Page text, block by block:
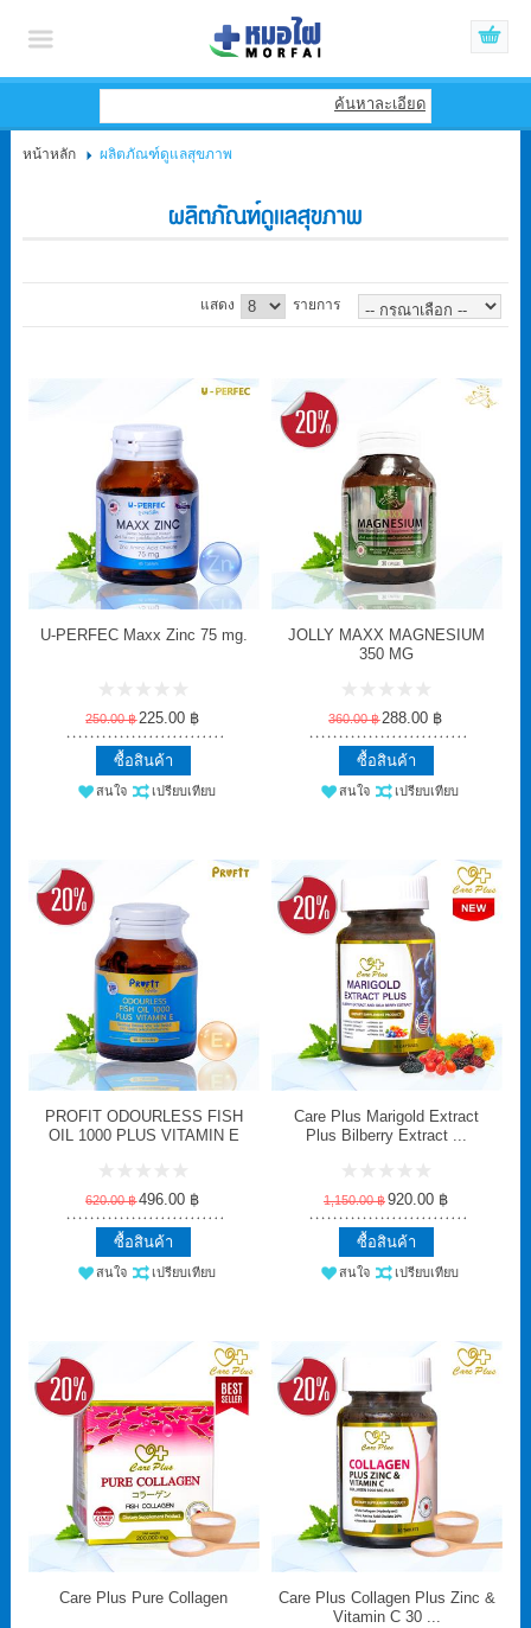
ขั้นตอนการสั่งซื้อ
แจ้งชำระเงิน
LUV MIRACLE
CARE PLUS
ค้นหาละเอียด
หน้าหลัก ผลิตภัณฑ์ดูแลสุขภาพ
ผลิตภัณฑ์ดูแลสุขภาพ
แสดง รายการ
U-PERFEC Maxx Zinc 75 mg.
250.00 ฿ 225.00 ฿
ซื้อสินค้า
สนใจ เปรียบเทียบ
JOLLY MAXX MAGNESIUM
350 MG
360.00 ฿ 288.00 ฿
ซื้อสินค้า
สนใจ เปรียบเทียบ
PROFIT ODOURLESS FISH
OIL 1000 PLUS VITAMIN E
620.00 ฿496.00 ฿
ซื้อสินค้า
สนใจ เปรียบเทียบ
Care Plus Marigold Extract
Plus Bilberry Extract ...
1,150.00 ฿920.00 ฿
ซื้อสินค้า
สนใจ เปรียบเทียบ
Care Plus Pure Collagen
Care Plus Collagen Plus Zinc &
Vitamin C 30 ...